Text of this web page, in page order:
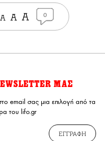
0
ΜΑΣ
email σας μια επιλογή από τα
του lifo.gr
ΕΓΓΡΑΦΗ